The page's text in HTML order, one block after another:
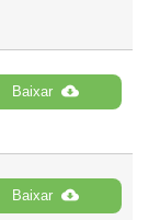
Baixar
Baixar